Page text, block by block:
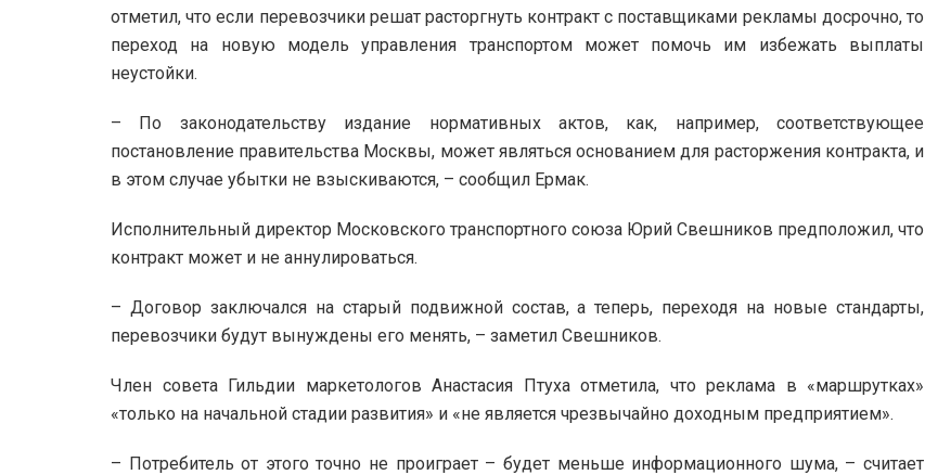
отметил, что если перевозчики решат расторгнуть контракт с поставщиками рекламы досрочно, то
переход на новую модель управления транспортом может помочь им избежать выплаты
неустойки.
– По законодательству издание нормативных актов, как, например, соответствующее
постановление правительства Москвы, может являться основанием для расторжения контракта, и
в этом случае убытки не взыскиваются, – сообщил Ермак.
Исполнительный директор Московского транспортного союза Юрий Свешников предположил, что
контракт может и не аннулироваться.
– Договор заключался на старый подвижной состав, а теперь, переходя на новые стандарты,
перевозчики будут вынуждены его менять, – заметил Свешников.
Член совета Гильдии маркетологов Анастасия Птуха отметила, что реклама в «маршрутках»
«только на начальной стадии развития» и «не является чрезвычайно доходным предприятием».
– Потребитель от этого точно не проиграет – будет меньше информационного шума, – считает